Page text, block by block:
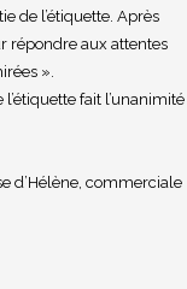
de l’étiquette. Après
répondre aux attentes
».
fait l’unanimité
d’Hélène, commerciale